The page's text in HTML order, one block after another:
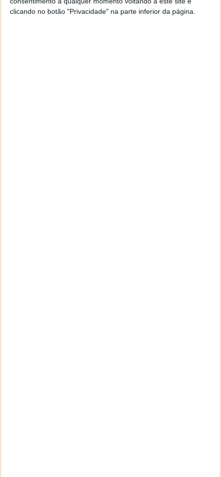
clicando no botão "Privacidade" na parte inferior da página.
Maria Inês Coelho